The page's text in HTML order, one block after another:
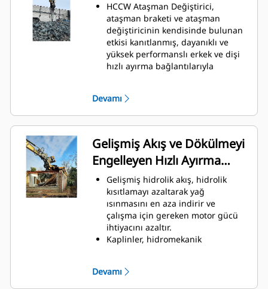
HCCW Ataşman Değiştirici,
ataşman braketi ve ataşman
değiştiricinin kendisinde bulunan
etkisi kanıtlanmış, dayanıklı ve
yüksek performanslı erkek ve dişi
hızlı ayırma bağlantılarıyla
platformundan yararlanır.
Ataşman değiştirici ve brakette
bulunan dâhilî yönlendirilmiş
hortumlar, hasara karşı korumaya
yardımcı olarak toplam hortum ve
onarım maliyetini azaltır.
Kontaminasyon kapağı tasarımı,
kaplinler için koruma sağlar ve
hidrolik sistemin kirlenmesini
önlemeye yardımcı olur.
Devamı
Gelişmiş Akış ve Dökülmeyi
Engelleyen Hızlı Ayırma
Bağlantıları
Gelişmiş hidrolik akış, hidrolik
kısıtlamayı azaltarak yağ
ısınmasını en aza indirir ve
çalışma için gereken motor gücü
ihtiyacını azaltır.
Kaplinler, hidromekanik
boyutlandırılmıştır. Bu sayede
Devamı